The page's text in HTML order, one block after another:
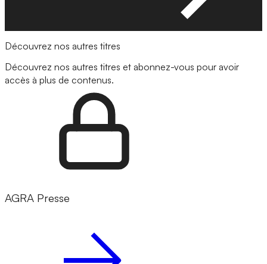
Découvrez nos autres titres
Découvrez nos autres titres et abonnez-vous pour avoir
accès à plus de contenus.
AGRA Presse